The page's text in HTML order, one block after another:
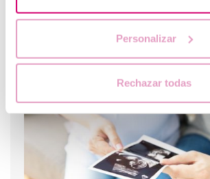
Personalizar
Rechazar todas
Ho l'endometriosi, cosa mi può